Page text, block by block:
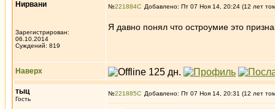
Нирвани
Зарегистрирован:
06.10.2014
Суждений: 819
№221884 Добавлено: Пт 07 Ноя 14, 20:24 (12 лет
Я давно понял что остроумие это
Наверх
тыц
Гость
№221885 Добавлено: Пт 07 Ноя 14, 20:31 (12 лет